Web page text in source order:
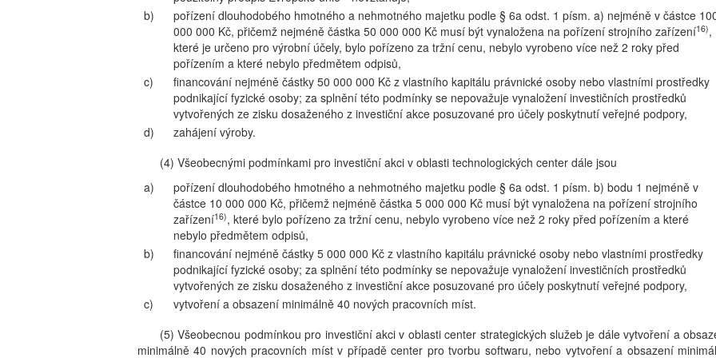
b)
pořízení dlouhodobého hmotného a nehmotného majetku podle § 6a odst. 1 písm. a) nejméně v částce
000 000 Kč, přičemž nejméně částka 50 000 000 Kč musí být vynaložena na pořízení strojního zařízení16),
které je určeno pro výrobní účely, bylo pořízeno za tržní cenu, nebylo vyrobeno více než 2 roky před
pořízením a které nebylo předmětem odpisů,
c)
financování nejméně částky 50 000 000 Kč z vlastního kapitálu právnické osoby nebo vlastními prostředky
podnikající fyzické osoby; za splnění této podmínky se nepovažuje vynaložení investičních prostředků
vytvořených ze zisku dosaženého z investiční akce posuzované pro účely poskytnutí veřejné podpory,
d)
zahájení výroby.
(4) Všeobecnými podmínkami pro investiční akci v oblasti technologických center dále jsou
a)
pořízení dlouhodobého hmotného a nehmotného majetku podle § 6a odst. 1 písm. b) bodu 1 nejméně v
částce 10 000 000 Kč, přičemž nejméně částka 5 000 000 Kč musí být vynaložena na pořízení strojního
zařízení16), které bylo pořízeno za tržní cenu, nebylo vyrobeno více než 2 roky před pořízením a které
nebylo předmětem odpisů,
b)
financování nejméně částky 5 000 000 Kč z vlastního kapitálu právnické osoby nebo vlastními prostředky
podnikající fyzické osoby; za splnění této podmínky se nepovažuje vynaložení investičních prostředků
vytvořených ze zisku dosaženého z investiční akce posuzované pro účely poskytnutí veřejné podpory,
c)
vytvoření a obsazení minimálně 40 nových pracovních míst.
(5) Všeobecnou podmínkou pro investiční akci v oblasti center strategických služeb je dále vytvoření a
minimálně 40 nových pracovních míst v případě center pro tvorbu softwaru, nebo vytvoření a obsazení